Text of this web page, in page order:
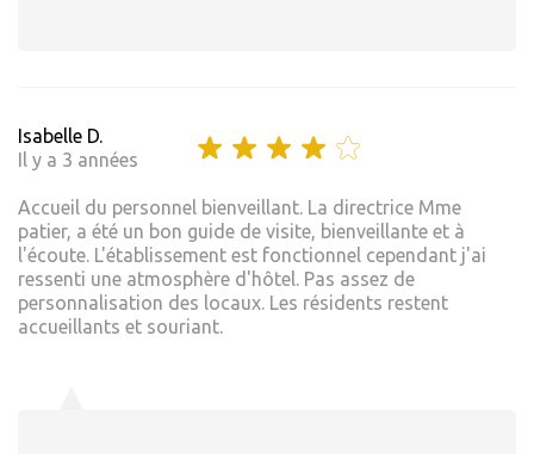
Isabelle D.
Il y a 3 années
Accueil du personnel bienveillant. La directrice Mme
patier, a été un bon guide de visite, bienveillante et à
l'écoute. L'établissement est fonctionnel cependant j'ai
ressenti une atmosphère d'hôtel. Pas assez de
personnalisation des locaux. Les résidents restent
accueillants et souriant.